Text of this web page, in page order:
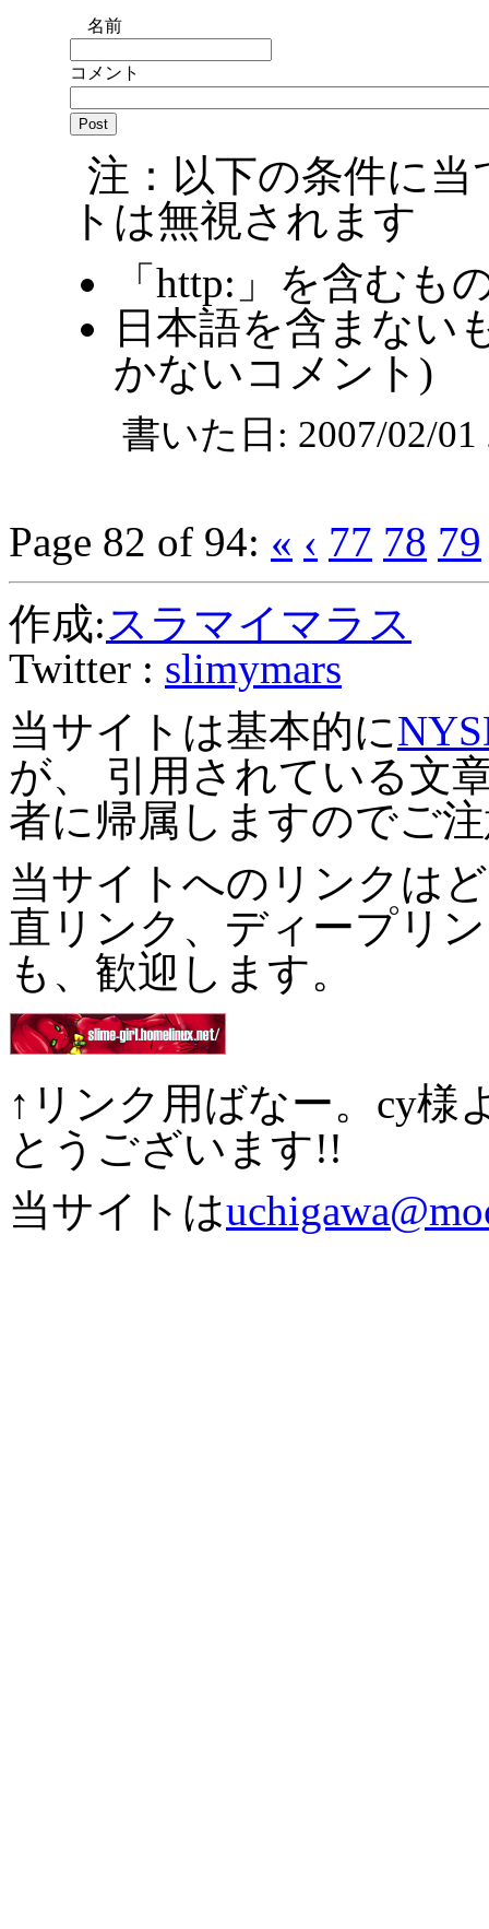
名前
コメント
注：以下の条件に
トは無視されます
「http:」を含むも
日本語を含まない
かないコメント)
書いた日: 2007/02/
Page 82 of 94: « ‹ 77 78 79
作成:スラマイマラス
Twitter : slimymars
当サイトは基本的に
が、 引用されている文
者に帰属しますのでご
当サイトへのリンクは
直リンク、ディープリ
も、歓迎します。
↑リンク用ばなー。cy様
とうございます!!
当サイトは